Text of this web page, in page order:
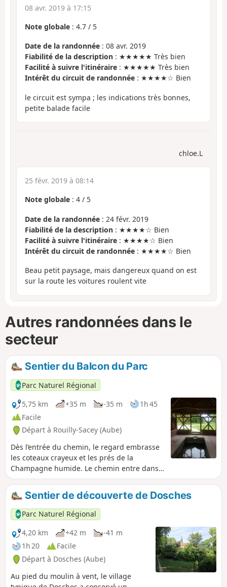
08 avr. 2019 à 17:15
Note globale : 4.7 / 5
Date de la randonnée : 08 avr. 2019
Fiabilité de la description : ★★★★★ Très bien
Facilité à suivre l'itinéraire : ★★★★★ Très bien
Intérêt du circuit de randonnée : ★★★★☆ Bien
le circuit est sympa ; les indications très bonnes,
petite balade facile
chloe.L
25 févr. 2019 à 08:14
Note globale : 4 / 5
Date de la randonnée : 24 févr. 2019
Fiabilité de la description : ★★★★☆ Bien
Facilité à suivre l'itinéraire : ★★★★☆ Bien
Intérêt du circuit de randonnée : ★★★★☆ Bien
Beau petit paysage, mais dangereux quand on est
sur la route les voitures roulent vite
Autres randonnées dans le
secteur
Sentier du Balcon du Parc
Parc Naturel Régional
5,75 km
+35 m -35 m
1h 45
Facile
Départ à Rouilly-Sacey (Aube)
Dès l’entrée du chemin, le regard embrasse
les coteaux crayeux et les prés de la
Champagne humide. Le chemin entre dans
le paysage au milieu des champs, des prés,
des bois, des sources, passant à la Fontaine
Saint-Gengoult.
Sentier de découverte de Dosches
Parc Naturel Régional
4,20 km
+42 m
-41 m
1h 20
Facile
Départ à Dosches (Aube)
Au pied du moulin à vent, le village